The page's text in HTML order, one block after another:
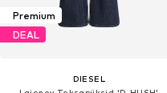
Premium
DEAL
DIESEL